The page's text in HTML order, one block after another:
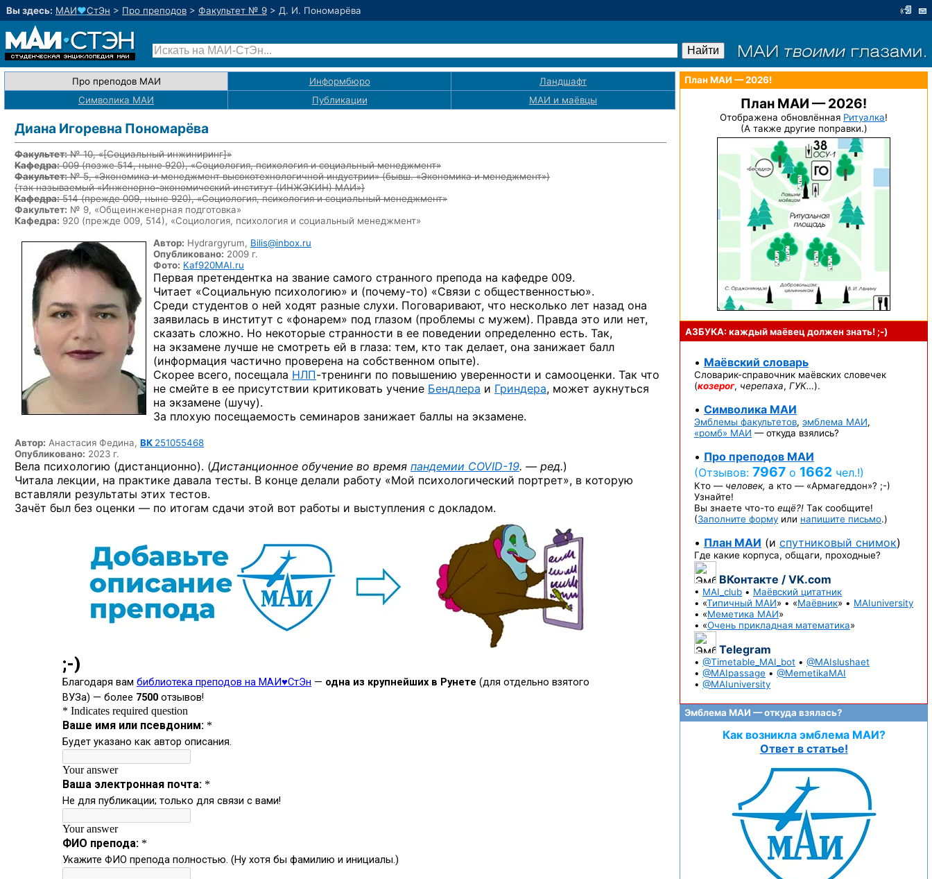
Вы здесь: МАИ♥СтЭн > Про преподов > Факультет № 9 > Д. И. Пономарёва
Про преподов МАИ Информбюро
Ландшафт
Символика МАИ
Публикации МАИ и маёвцы
Диана Игоревна Пономарёва
Факультет:№ 10, «[Социальный инжиниринг]»
Кафедра:009(позже 514, ныне 920), «Социология, психология и социальный менеджмент»
Факультет:№ 5, «Экономика и менеджмент высокотехнологичной индустрии» (бывш. «Экономика и менеджмент»)
{так называемый «Инженерно-экономический институт (ИНЖЭКИН) МАИ»}
Кафедра:514(прежде 009, ныне 920), «Социология, психология и социальный менеджмент»
Факультет: № 9, «Общеинженерная подготовка»
Кафедра: 920 (прежде 009, 514), «Социология, психология и социальный менеджмент»
Автор: Hydrargyrum, Bilis@inbox.ru
Опубликовано: 2009 г.
Фото: Kaf920MAI.ru
Первая претендентка на звание самого странного препода на кафедре 009.
Читает «Социальную психологию» и (почему-то) «Связи с общественностью».
Среди студентов о ней ходят разные слухи. Поговаривают, что несколько лет назад она
заявилась в институт с «фонарем» под глазом (проблемы с мужем). Правда это или нет,
сказать сложно. Но некоторые странности в ее поведении определенно есть. Так,
на экзамене лучше не смотреть ей в глаза: тем, кто так делает, она занижает балл
(информация частично проверена на собственном опыте).
Скорее всего, посещала НЛП-тренинги по повышению уверенности и самооценки. Так что
не смейте в ее присутствии критиковать учение Бендлера и Гриндера, может аукнуться
на экзамене (шучу).
За плохую посещаемость семинаров занижает баллы на экзамене.
Автор: Анастасия Федина, ВК 251055468
Опубликовано: 2023 г.
Вела психологию (дистанционно). (Дистанционное обучение во время пандемии COVID-19. — ред.)
Читала лекции, на практике давала тесты. В конце делали работу «Мой психологический портрет», в которую
вставляли результаты этих тестов.
Зачёт был без оценки — по итогам сдачи этой вот работы и выступления с докладом.
План МАИ — 2026!
План МАИ — 2026!
Отображена обновлённая Ритуалка!
(А также другие поправки.)
АЗБУКА: каждый маёвец должензнать! ;-)
• Маёвский словарь
Словарик-справочник маёвских словечек
(козерог, черепаха, ГУК…).
• Символика МАИ
Эмблемы факультетов, эмблема МАИ,
«ромб» МАИ — откуда взялись?
• Про преподов МАИ
(Отзывов: 7967 о 1662 чел.!)
Кто — человек, а кто — «Армагеддон»? ;-)
Узнайте!
Вы знаете что-то ещё?! Так сообщите!
(Заполните форму или напишите письмо.)
• План МАИ (и спутниковый снимок)
Где какие корпуса, общаги, проходные?
ВКонтакте / VK.com
• MAI_club • Маёвский цитатник
• «Типичный МАИ» • «Маёвник» • MAIuniversity
• «Меметика МАИ»
• «Очень прикладная математика»
Telegram
• @Timetable_MAI_bot • @MAIslushaet
• @MAIpassage • @MemetikaMAI
• @MAIuniversity
Эмблема МАИ — откуда взялась?
Как возникла эмблема МАИ?
Ответ в статье!